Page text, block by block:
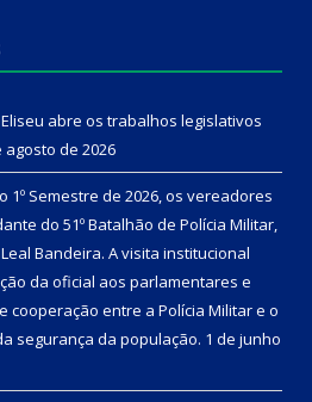
abre os trabalhos legislativos
agosto de 2026
1º Semestre de 2026, os vereadores
do 51º Batalhão de Polícia Militar,
Bandeira. A visita institucional
da oficial aos parlamentares e
cooperação entre a Polícia Militar e o
segurança da população. 1 de junho